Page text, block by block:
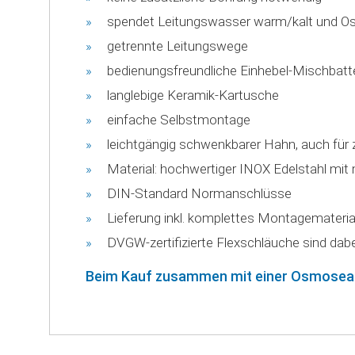
spendet Leitungswasser warm/kalt und
getrennte Leitungswege
bedienungsfreundliche Einhebel-
langlebige Keramik-Kartusche
einfache Selbstmontage
leichtgängig schwenkbarer Hahn, auch
Material: hochwertiger INOX Edelstahl
DIN-Standard Normanschlüsse
Lieferung inkl. komplettes
DVGW-zertifizierte Flexschläuche sind
Beim Kauf zusammen mit einer